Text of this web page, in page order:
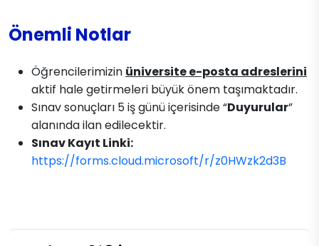
Önemli Notlar
Öğrencilerimizin üniversite e-posta adreslerini
aktif hale getirmeleri büyük önem taşımaktadır.
Sınav sonuçları 5 iş günü içerisinde “Duyurular”
alanında ilan edilecektir.
Sınav Kayıt Linki:
https://forms.cloud.microsoft/r/z0HWzk2d3B